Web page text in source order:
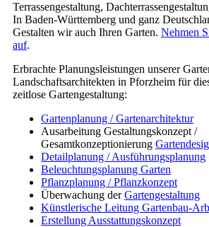
Terrassengestaltung,
In Baden-Württemberg und ganz
Gestalten wir auch Ihren Garten. Nehmen
auf.
Erbrachte Planungsleistungen unserer
Landschaftsarchitekten in Pforzheim für
zeitlose Gartengestaltung:
Gartenplanung / Gartenarchitektur
Ausarbeitung Gestaltungskonzept /
Gesamtkonzeptionierung
Detailplanung / Ausführungsplanung
Beleuchtungsplanung Garten
Pflanzplanung / Pflanzkonzept
Überwachung derGartengestaltung
Künstlerische Leitung Gartenbau-
Erstellung Ausstattungskonzept